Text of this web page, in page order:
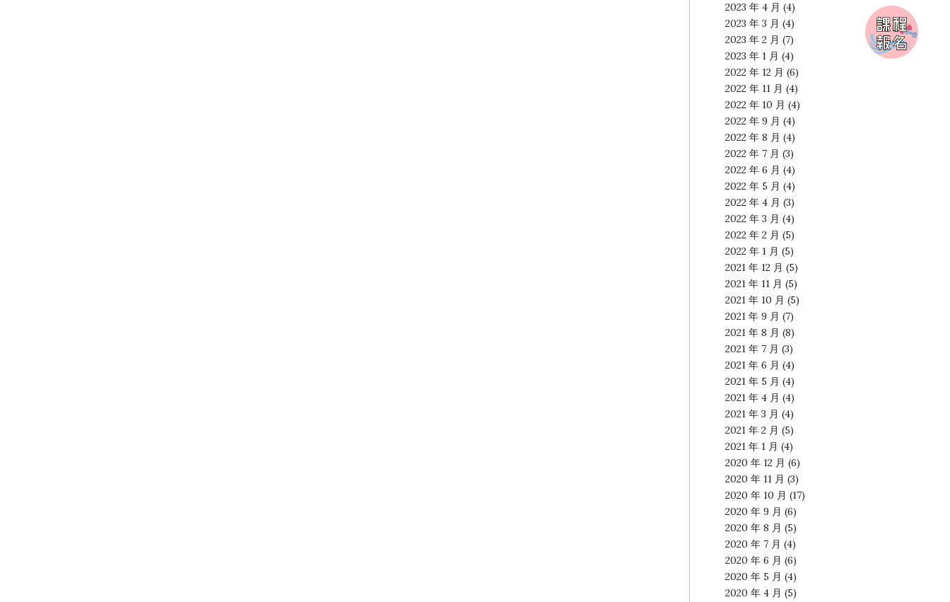
2023 年 4 月 (4)
2023 年 3 月 (4)
2023 年 2 月 (7)
2023 年 1 月 (4)
2022 年 12 月 (6)
2022 年 11 月 (4)
2022 年 10 月 (4)
2022 年 9 月 (4)
2022 年 8 月 (4)
2022 年 7 月 (3)
2022 年 6 月 (4)
2022 年 5 月 (4)
2022 年 4 月 (3)
2022 年 3 月 (4)
2022 年 2 月 (5)
2022 年 1 月 (5)
2021 年 12 月 (5)
2021 年 11 月 (5)
2021 年 10 月 (5)
2021 年 9 月 (7)
2021 年 8 月 (8)
2021 年 7 月 (3)
2021 年 6 月 (4)
2021 年 5 月 (4)
2021 年 4 月 (4)
2021 年 3 月 (4)
2021 年 2 月 (5)
2021 年 1 月 (4)
2020 年 12 月 (6)
2020 年 11 月 (3)
2020 年 10 月 (17)
2020 年 9 月 (6)
2020 年 8 月 (5)
2020 年 7 月 (4)
2020 年 6 月 (6)
2020 年 5 月 (4)
2020 年 4 月 (5)